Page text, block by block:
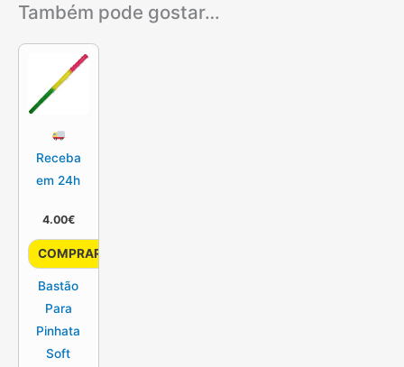
Também pode gostar…
Receba
em 24h
4.00€
COMPRAR
Bastão
Para
Pinhata
Soft